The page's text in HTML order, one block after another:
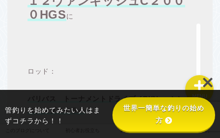
０HGS に
ロッド：
バリバス トーナメントドライブ［RX]レーシング
エクスプローラー
釣り具あれこれ 釣り場あれこれ
MENU
管釣りを始めてみたい人はま
ずコチラから！！
世界一簡単な釣りの始め
方